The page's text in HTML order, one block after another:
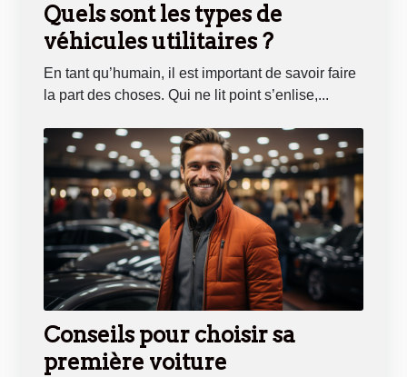
Quels sont les types de
véhicules utilitaires ?
En tant qu’humain, il est important de savoir faire
la part des choses. Qui ne lit point s’enlise,...
Conseils pour choisir sa
première voiture